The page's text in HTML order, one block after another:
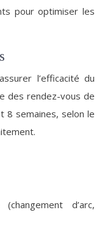
pour optimiser les
l’efficacité du
des rendez-vous de
8 semaines, selon le
d’arc,